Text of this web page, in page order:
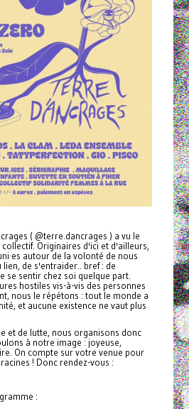
( @terre.dancrages ) a vu le
Originaires d'ici et d'ailleurs,
autour de la volonté de nous
de s'entraider.. bref : de
se sentir chez soi quelque part.
hostiles vis-à-vis des personnes
nous le répétons : tout le monde a
et aucune existence ne vaut plus
et de lutte, nous organisons donc
à notre image : joyeuse,
On compte sur votre venue pour
! Donc rendez-vous :
: